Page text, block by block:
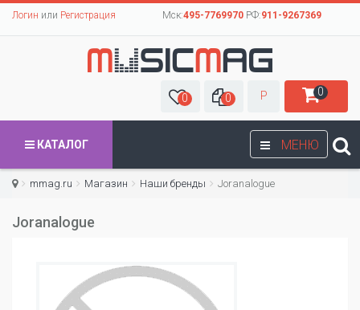
Логин или Регистрация Мск:495-7769970РФ:911-9267369
0 0 Р 0
МЕНЮ
КАТАЛОГ
mmag.ru Магазин Наши бренды Joranalogue
Joranalogue